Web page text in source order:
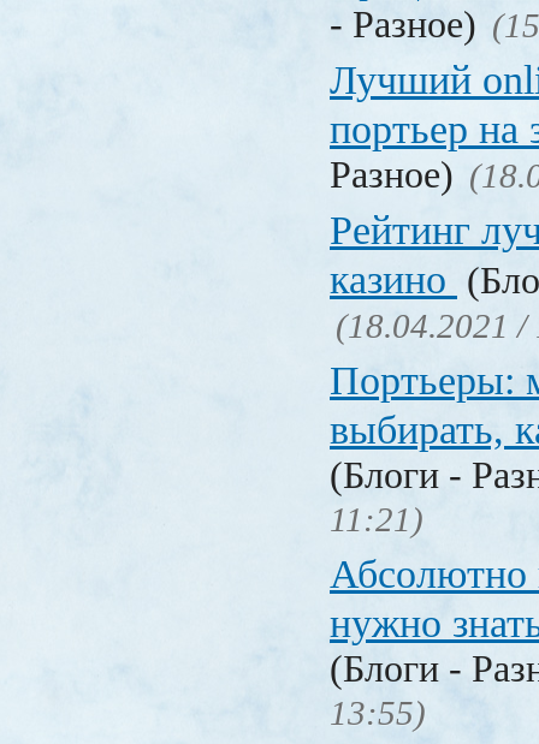
- Разное)
Лучший
портьер на
Разное)
Рейтинг
казино
(18.04.2021 /
Портьеры:
выбирать,
(Блоги -
11:21)
Абсолютно
нужно
(Блоги -
13:55)